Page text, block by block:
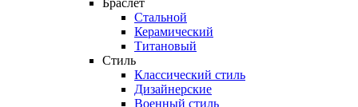
Браслет
Стальной
Керамический
Титановый
Стиль
Классический стиль
Дизайнерские
Военный стиль